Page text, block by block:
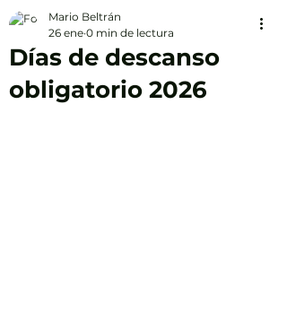
Días de descanso
obligatorio 2026
Mario Beltrán
26 ene 0 min de lectura